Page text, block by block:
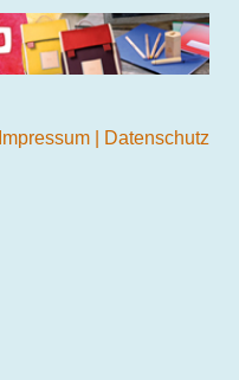
Impressum Datenschutz